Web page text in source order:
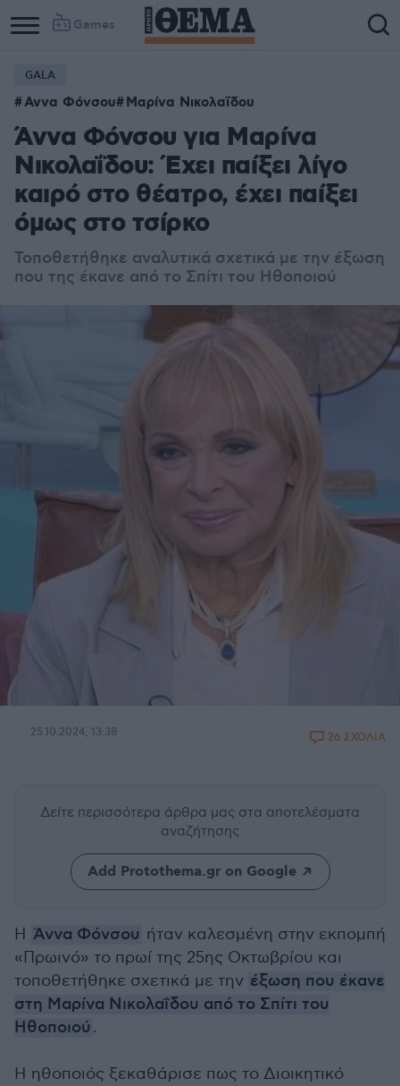
Games
GALA
Αννα Φόνσου Μαρίνα Νικολαΐδου
Άννα Φόνσου για Μαρίνα
Νικολαΐδου: Έχει παίξει λίγο
καιρό στο θέατρο, έχει παίξει
όμως στο τσίρκο
Τοποθετήθηκε αναλυτικά σχετικά με την έξωση
που της έκανε από το Σπίτι του Ηθοποιού
25.10.2024, 13:38 26 ΣΧΟΛΙΑ
Δείτε περισσότερα άρθρα μας στα αποτελέσματα
αναζήτησης
Add Protothema.gr on Google
Η Άννα Φόνσου ήταν καλεσμένη στην εκπομπή
«Πρωινό» το πρωί της 25ης Οκτωβρίου και
τοποθετήθηκε σχετικά με την έξωση που έκανε
στη Μαρίνα Νικολαΐδου από το Σπίτι του
Ηθοποιού .
Η ηθοποιός ξεκαθάρισε πως το Διοικητικό